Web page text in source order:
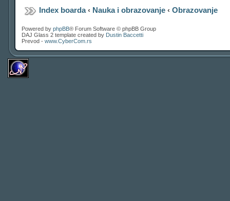
Index boarda‹ Nauka i obrazovanje ‹Obrazovanje
Powered by phpBB® Forum Software © phpBB Group
DAJ Glass 2 template created by Dustin Baccetti
Prevod - www.CyberCom.rs